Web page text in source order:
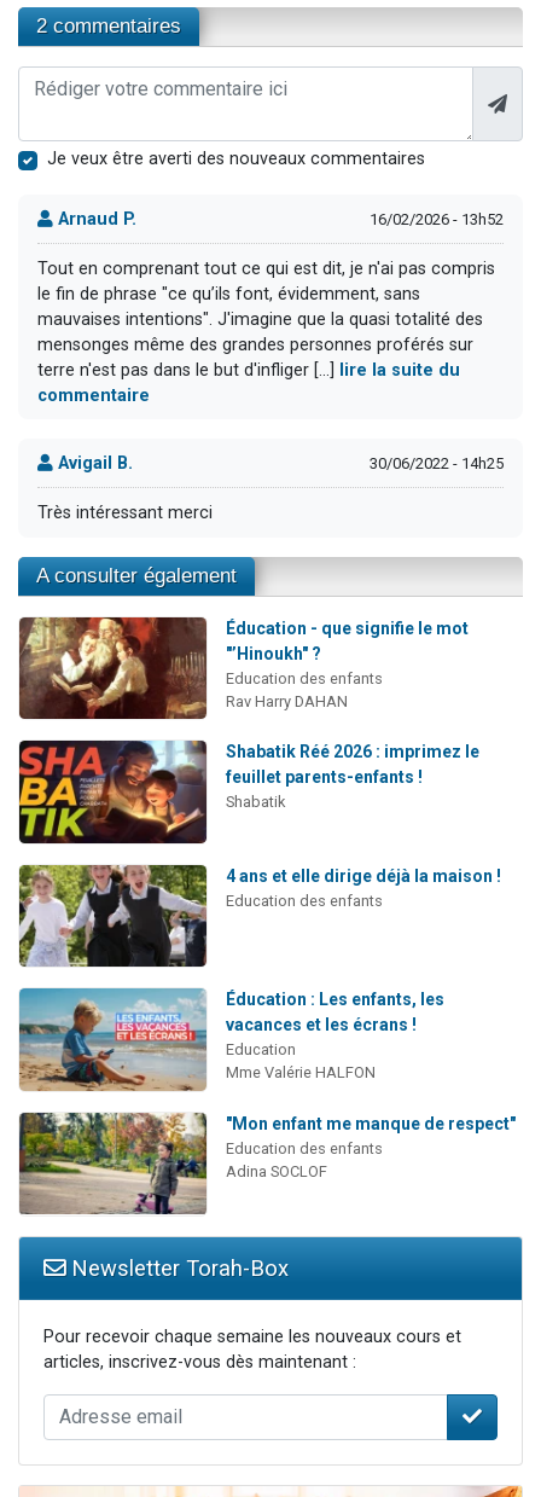
2 commentaires
Je veux être averti des nouveaux commentaires
Arnaud P. 16/02/2026 - 13h52
Tout en comprenant tout ce qui est dit, je n'ai pas compris
le fin de phrase "ce qu’ils font, évidemment, sans
mauvaises intentions". J'imagine que la quasi totalité des
mensonges même des grandes personnes proférés sur
terre n'est pas dans le but d'infliger [...]
lire la suite du
commentaire
Avigail B. 30/06/2022 - 14h25
Très intéressant merci
A consulter également
Éducation - que signifie le mot
"’Hinoukh" ?
Education des enfants
Rav Harry DAHAN
Shabatik Réé 2026 : imprimez le
feuillet parents-enfants !
Shabatik
4 ans et elle dirige déjà la maison !
Education des enfants
Éducation : Les enfants, les
vacances et les écrans !
Education
Mme Valérie HALFON
"Mon enfant me manque de respect"
Education des enfants
Adina SOCLOF
Newsletter Torah-Box
Pour recevoir chaque semaine les nouveaux cours et
articles, inscrivez-vous dès maintenant :